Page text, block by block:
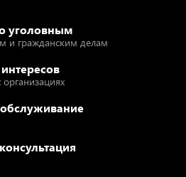
уголовным
и гражданским делам
организациях